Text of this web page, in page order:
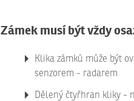
Zámek musí být vždy
Klika zámků může být
senzorem - radarem
Dělený čtyřhran kliky -